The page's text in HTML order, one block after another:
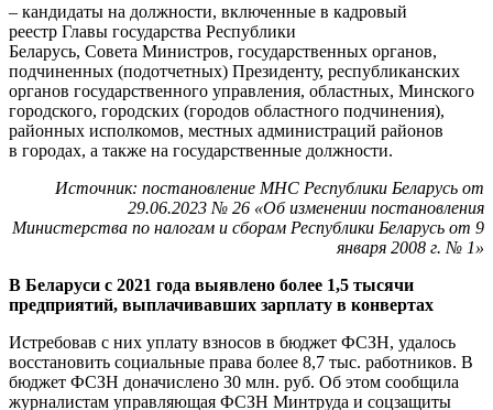
– кандидаты на должности, включенные в кадровый
реестр Главы государства Республики
Беларусь, Совета Министров, государственных органов,
подчиненных (подотчетных) Президенту, республиканских
органов государственного управления, областных, Минского
городского, городских (городов областного подчинения),
районных исполкомов, местных администраций районов
в городах, а также на государственные должности.
Источник: постановление МНС Республики Беларусь от
29.06.2023 № 26 «Об изменении постановления
Министерства по налогам и сборам Республики Беларусь от 9
января 2008 г. № 1»
В Беларуси с 2021 года выявлено более 1,5 тысячи
предприятий, выплачивавших зарплату в конвертах
Истребовав с них уплату взносов в бюджет ФСЗН, удалось
восстановить социальные права более 8,7 тыс. работников. В
бюджет ФСЗН доначислено 30 млн. руб. Об этом сообщила
журналистам управляющая ФСЗН Минтруда и соцзащиты